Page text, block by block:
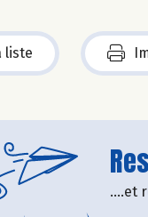
liste
....et